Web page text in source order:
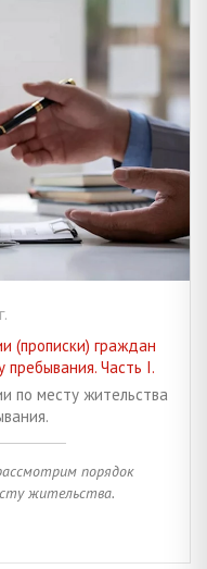
(прописки) граждан
пребывания. Часть I.
по месту жительства
порядок
жительства.